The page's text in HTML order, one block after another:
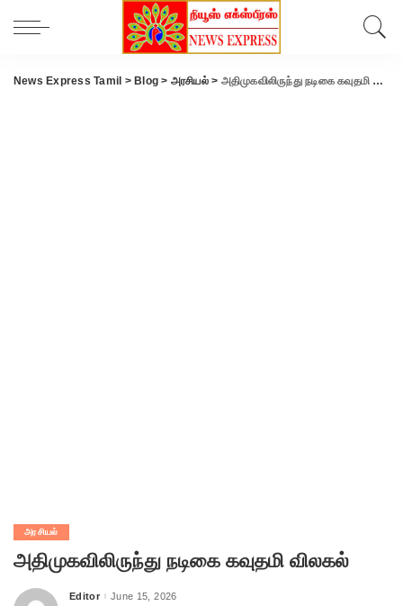
News Express Tamil > Blog > அரசியல்> அதிமுகவிலிருந்து நடிகை கவுதமி விலகல்
அரசியல்
அதிமுகவிலிருந்து நடிகை கவுதமி விலகல்
Posted
Editor June 15, 2026